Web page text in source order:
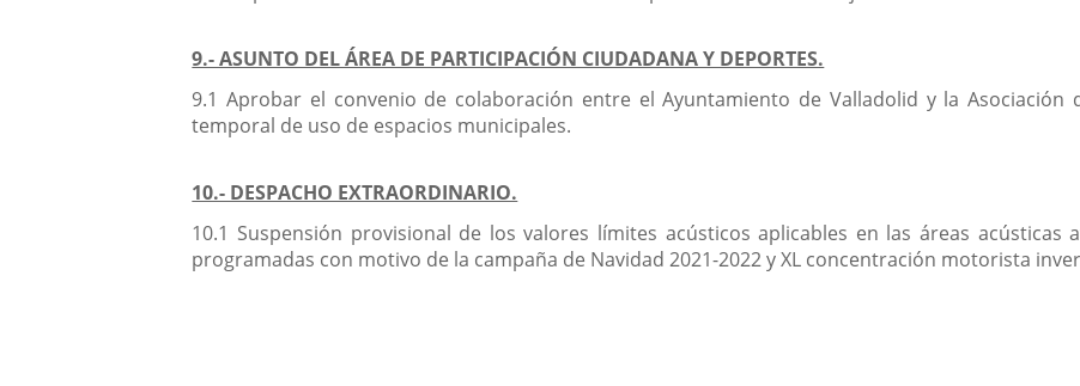
9.- ASUNTO DEL ÁREA DE PARTICIPACIÓN CIUDADANA Y DEPORTES.
9.1 Aprobar el convenio de colaboración entre el Ayuntamiento de Valladolid y la
temporal de uso de espacios municipales.
10.- DESPACHO EXTRAORDINARIO.
10.1 Suspensión provisional de los valores límites acústicos aplicables en las áreas acústicas
programadas con motivo de la campaña de Navidad 2021-2022 y XL concentración motorista